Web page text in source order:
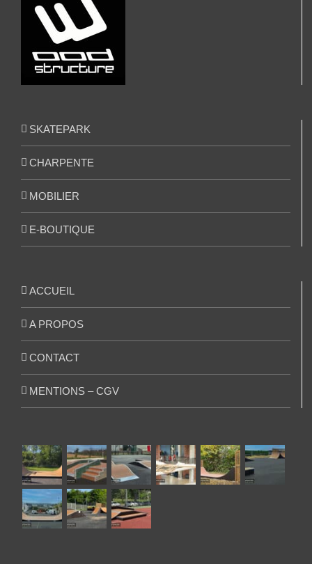
SKATEPARK
CHARPENTE
MOBILIER
E-BOUTIQUE
ACCUEIL
A PROPOS
CONTACT
MENTIONS – CGV